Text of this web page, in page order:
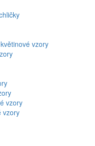
vzory
vzory
vzory